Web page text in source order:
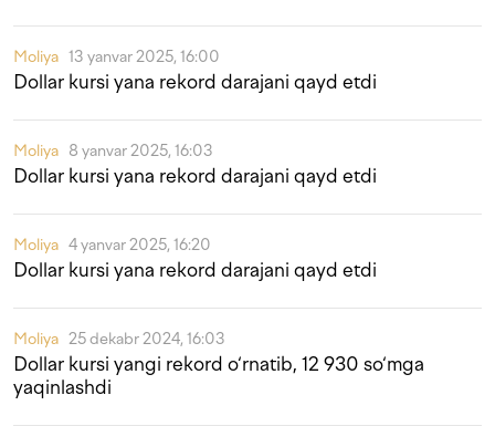
Moliya 13 yanvar 2025, 16:00
Dollar kursi yana rekord darajani qayd etdi
Moliya 8 yanvar 2025, 16:03
Dollar kursi yana rekord darajani qayd etdi
Moliya 4 yanvar 2025, 16:20
Dollar kursi yana rekord darajani qayd etdi
Moliya 25 dekabr 2024, 16:03
Dollar kursi yangi rekord o‘rnatib, 12 930 so‘mga
yaqinlashdi